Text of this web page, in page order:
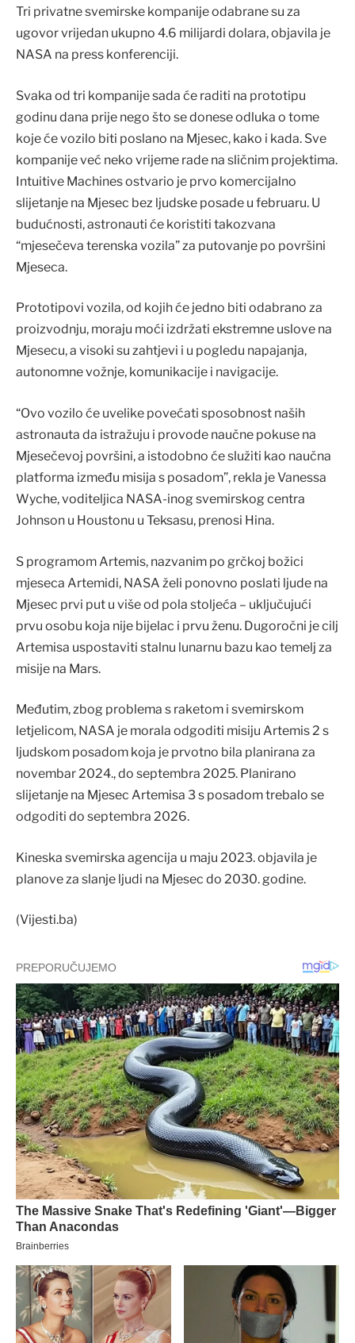
Tri privatne svemirske kompanije odabrane su za
ugovor vrijedan ukupno 4.6 milijardi dolara, objavila je
NASA na press konferenciji.
Svaka od tri kompanije sada će raditi na prototipu
godinu dana prije nego što se donese odluka o tome
koje će vozilo biti poslano na Mjesec, kako i kada. Sve
kompanije već neko vrijeme rade na sličnim projektima.
Intuitive Machines ostvario je prvo komercijalno
slijetanje na Mjesec bez ljudske posade u februaru. U
budućnosti, astronauti će koristiti takozvana
“mjesečeva terenska vozila” za putovanje po površini
Mjeseca.
Prototipovi vozila, od kojih će jedno biti odabrano za
proizvodnju, moraju moći izdržati ekstremne uslove na
Mjesecu, a visoki su zahtjevi i u pogledu napajanja,
autonomne vožnje, komunikacije i navigacije.
“Ovo vozilo će uvelike povećati sposobnost naših
astronauta da istražuju i provode naučne pokuse na
Mjesečevoj površini, a istodobno će služiti kao naučna
platforma između misija s posadom”, rekla je Vanessa
Wyche, voditeljica NASA-inog svemirskog centra
Johnson u Houstonu u Teksasu, prenosi Hina.
S programom Artemis, nazvanim po grčkoj božici
mjeseca Artemidi, NASA želi ponovno poslati ljude na
Mjesec prvi put u više od pola stoljeća – uključujući
prvu osobu koja nije bijelac i prvu ženu. Dugoročni je cilj
Artemisa uspostaviti stalnu lunarnu bazu kao temelj za
misije na Mars.
Međutim, zbog problema s raketom i svemirskom
letjelicom, NASA je morala odgoditi misiju Artemis 2 s
ljudskom posadom koja je prvotno bila planirana za
novembar 2024., do septembra 2025. Planirano
slijetanje na Mjesec Artemisa 3 s posadom trebalo se
odgoditi do septembra 2026.
Kineska svemirska agencija u maju 2023. objavila je
planove za slanje ljudi na Mjesec do 2030. godine.
(Vijesti.ba)